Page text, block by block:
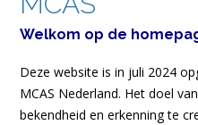
Welkom op de
Deze website is in juli 2024
MCAS Nederland. Het doel
bekendheid en erkenning te